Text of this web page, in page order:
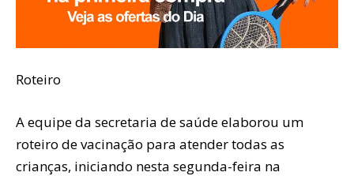
Roteiro
A equipe da secretaria de saúde elaborou um
roteiro de vacinação para atender todas as
crianças, iniciando nesta segunda-feira na